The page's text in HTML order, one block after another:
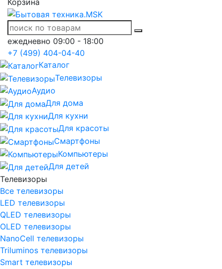
ежедневно 09:00 - 18:00
+7 (499) 404-04-40
Каталог
Телевизоры
Аудио
Для дома
Для кухни
Для красоты
Смартфоны
Компьютеры
Для детей
Телевизоры
Все телевизоры
LED телевизоры
QLED телевизоры
OLED телевизоры
NanoCell телевизоры
Triluminos телевизоры
Smart телевизоры